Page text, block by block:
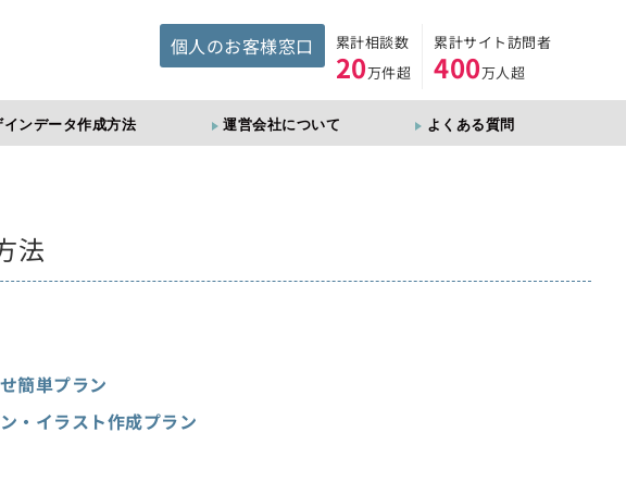
個人のお客様窓口 累計相談数
20万件超
累計サイト訪問者
400万人超
インデータ作成方法 運営会社について よくある質問
法
簡単プラン
・イラスト作成プラン